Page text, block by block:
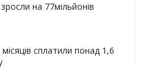
на 77мільйонів
сплатили понад 1,6